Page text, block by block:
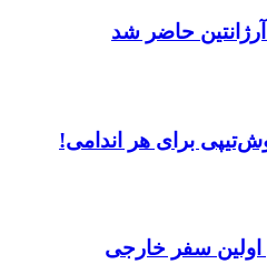
حاضر شد
برای هر اندامی!
اولین سفر خارجی